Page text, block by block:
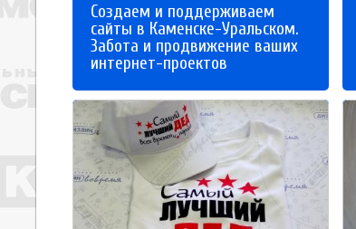
Создаем и поддерживаем
сайты в Каменске-Уральском.
Забота и продвижение ваших
интернет-проектов